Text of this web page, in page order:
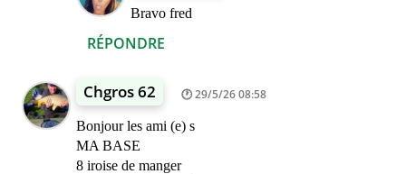
RÉPONDRE
Bravo fred
Chgros 62 29/5/26 08:58
Bonjour les ami (e) s
MA BASE
8 iroise de manger